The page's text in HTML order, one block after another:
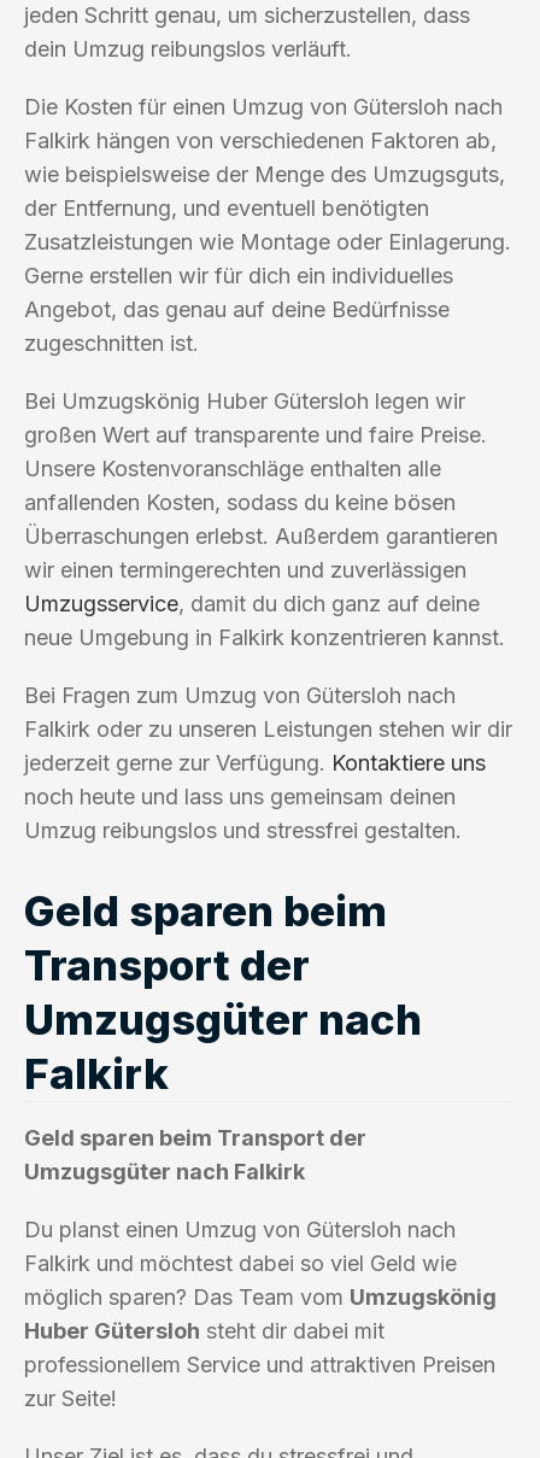
jeden Schritt genau, um sicherzustellen, dass
dein Umzug reibungslos verläuft.
Die Kosten für einen Umzug von Gütersloh nach
Falkirk hängen von verschiedenen Faktoren ab,
wie beispielsweise der Menge des Umzugsguts,
der Entfernung, und eventuell benötigten
Zusatzleistungen wie Montage oder Einlagerung.
Gerne erstellen wir für dich ein individuelles
Angebot, das genau auf deine Bedürfnisse
zugeschnitten ist.
Bei Umzugskönig Huber Gütersloh legen wir
großen Wert auf transparente und faire Preise.
Unsere Kostenvoranschläge enthalten alle
anfallenden Kosten, sodass du keine bösen
Überraschungen erlebst. Außerdem garantieren
wir einen termingerechten und zuverlässigen
Umzugsservice, damit du dich ganz auf deine
neue Umgebung in Falkirk konzentrieren kannst.
Bei Fragen zum Umzug von Gütersloh nach
Falkirk oder zu unseren Leistungen stehen wir dir
jederzeit gerne zur Verfügung. Kontaktiere uns
noch heute und lass uns gemeinsam deinen
Umzug reibungslos und stressfrei gestalten.
Geld sparen beim
Transport der
Umzugsgüter nach
Falkirk
Geld sparen beim Transport der
Umzugsgüter nach Falkirk
Du planst einen Umzug von Gütersloh nach
Falkirk und möchtest dabei so viel Geld wie
möglich sparen? Das Team vom Umzugskönig
Huber Gütersloh steht dir dabei mit
professionellem Service und attraktiven Preisen
zur Seite!